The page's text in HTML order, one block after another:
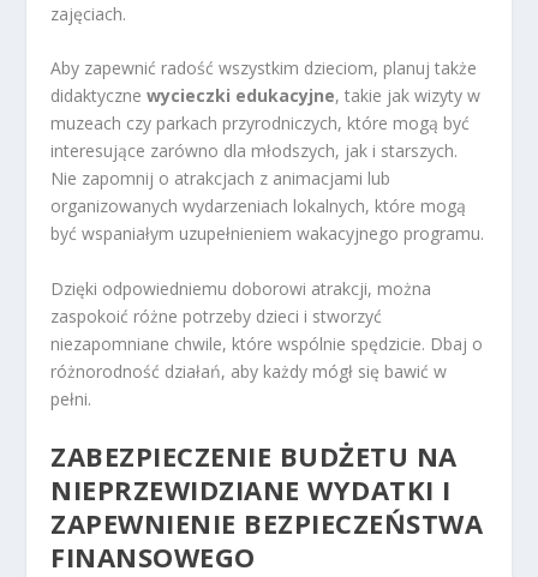
zajęciach.
Aby zapewnić radość wszystkim dzieciom, planuj także
didaktycznewycieczki edukacyjne, takie jak wizyty w
muzeach czy parkach przyrodniczych, które mogą być
interesujące zarówno dla młodszych, jak i starszych.
Nie zapomnij o atrakcjach z animacjami lub
organizowanych wydarzeniach lokalnych, które mogą
być wspaniałym uzupełnieniem wakacyjnego programu.
Dzięki odpowiedniemu doborowi atrakcji, można
zaspokoić różne potrzeby dzieci i stworzyć
niezapomniane chwile, które wspólnie spędzicie. Dbaj o
różnorodność działań, aby każdy mógł się bawić w
pełni.
ZABEZPIECZENIE BUDŻETU NA
NIEPRZEWIDZIANE WYDATKI I
ZAPEWNIENIE BEZPIECZEŃSTWA
FINANSOWEGO